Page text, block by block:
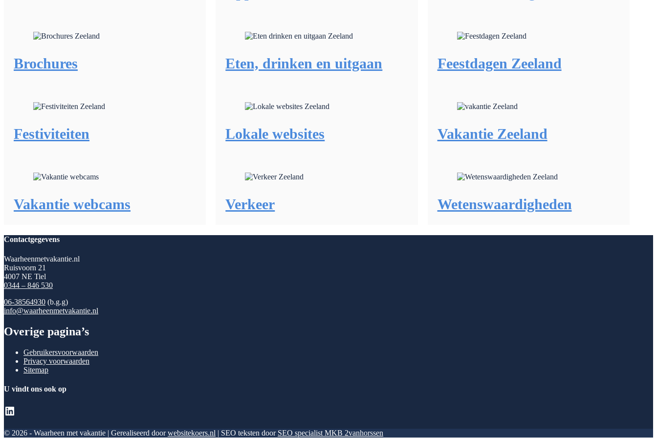
Brochures Eten, drinken en uitgaan Feestdagen Zeeland
Festiviteiten Lokale websites Vakantie Zeeland
Vakantie webcams Verkeer Wetenswaardigheden
Contactgegevens
Waarheenmetvakantie.nl
Ruisvoorn 21
4007 NE Tiel
0344 – 846 530
06-38564930 (b.g.g)
info@waarheenmetvakantie.nl
Overige pagina’s
Gebruikersvoorwaarden
Privacy voorwaarden
Sitemap
U vindt ons ook op
LinkedIn
© 2026 - Waarheen met vakantie | Gerealiseerd doorwebsitekoers.nl | SEO teksten door SEO specialist MKB 2vanhorssen